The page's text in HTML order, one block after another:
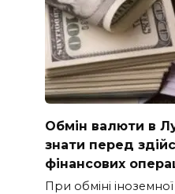
Обмін валюти в
знати перед
фінансових
При обміні